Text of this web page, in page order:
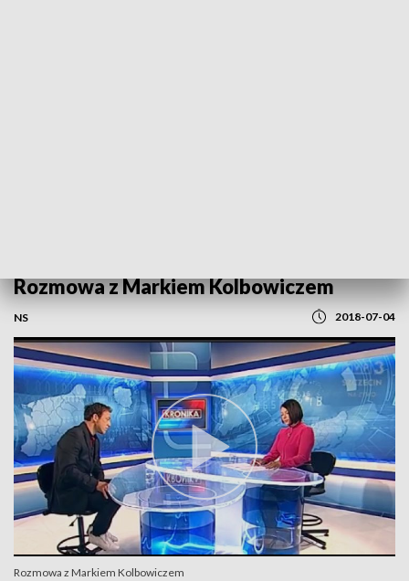
Rozmowa z Markiem Kolbowiczem
NS 2018-07-04
Rozmowa z Markiem Kolbowiczem